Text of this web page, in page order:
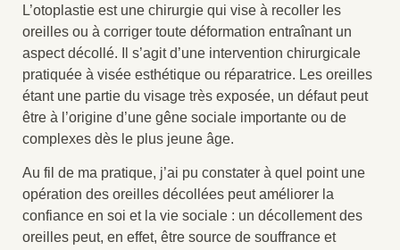
L’otoplastie est une chirurgie qui vise à recoller les
oreilles ou à corriger toute déformation entraînant un
aspect décollé. Il s’agit d’une intervention chirurgicale
pratiquée à visée esthétique ou réparatrice. Les oreilles
étant une partie du visage très exposée, un défaut peut
être à l’origine d’une gêne sociale importante ou de
complexes dès le plus jeune âge.
Au fil de ma pratique, j’ai pu constater à quel point une
opération des oreilles décollées peut améliorer la
confiance en soi et la vie sociale : un décollement des
oreilles peut, en effet, être source de souffrance et